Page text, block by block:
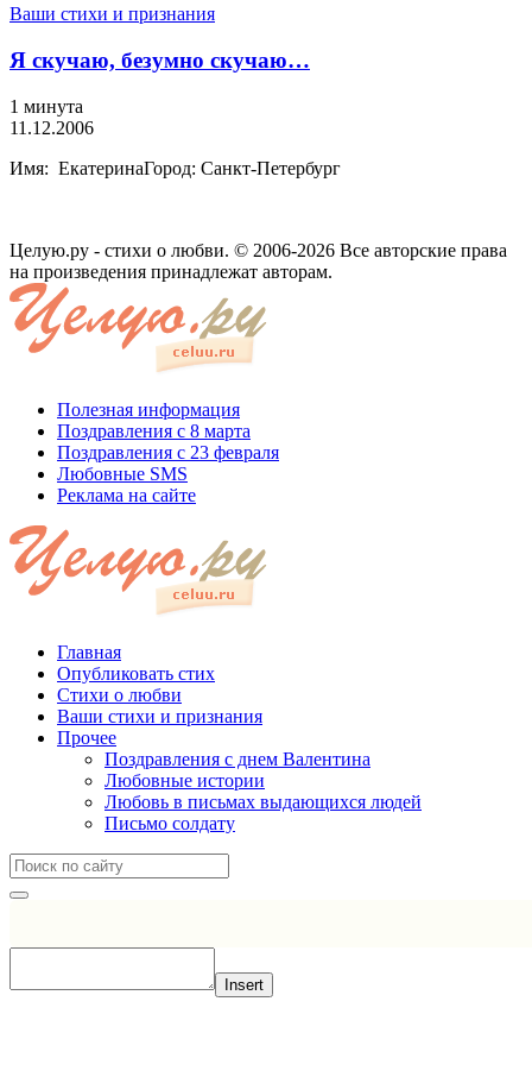
Ваши стихи и признания
Я скучаю, безумно скучаю…
1 минута
11.12.2006
Имя: ЕкатеринаГород: Санкт-Петербург
Целую.ру - стихи о любви. © 2006-2026 Все авторские права
на произведения принадлежат авторам.
Полезная информация
Поздравления с 8 марта
Поздравления с 23 февраля
Любовные SMS
Реклама на сайте
Главная
Опубликовать стих
Стихи о любви
Ваши стихи и признания
Прочее
Поздравления с днем Валентина
Любовные истории
Любовь в письмах выдающихся людей
Письмо солдату
Insert